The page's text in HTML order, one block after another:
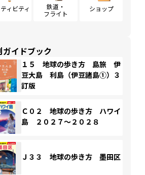
ィビティ
鉄道・
フライト
ショップ
ガイドブック
１５ 地球の歩き方 島旅 伊
豆大島 利島（伊豆諸島①）３
訂版
Ｃ０２ 地球の歩き方 ハワイ
島 ２０２７～２０２８
Ｊ３３ 地球の歩き方 墨田区